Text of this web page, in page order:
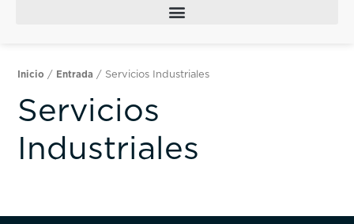
Inicio / Entrada / Servicios Industriales
Servicios
Industriales